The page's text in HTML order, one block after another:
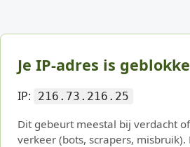
Je IP-adres is
IP: 216.73.216.25
Dit gebeurt meestal bij verdacht
verkeer (bots, scrapers, misbruik).